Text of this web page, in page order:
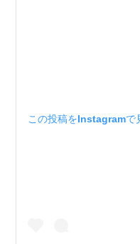
この投稿をInstagramで